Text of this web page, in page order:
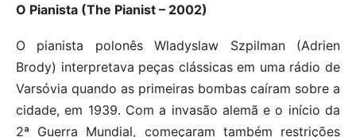
O Pianista (The Pianist – 2002)
O pianista polonês Wladyslaw Szpilman (Adrien
Brody) interpretava peças clássicas em uma rádio de
Varsóvia quando as primeiras bombas caíram sobre a
cidade, em 1939. Com a invasão alemã e o início da
2ª Guerra Mundial, começaram também restrições